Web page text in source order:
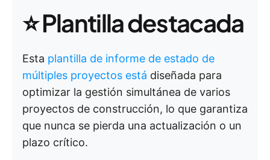
⭐ Plantilla destacada
Esta plantilla de informe de estado de
múltiples proyectos está diseñada para
optimizar la gestión simultánea de varios
proyectos de construcción, lo que garantiza
que nunca se pierda una actualización o un
plazo crítico.